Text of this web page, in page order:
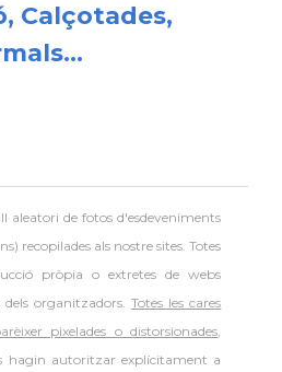
Calçotades,
aleatori defotos d'esdeveniments
recopilades als nostre sites. Totes
pròpia o extretes de webs
organitzadors.Totes les cares
pixelades o distorsionades,
hagin autoritzar explícitament a